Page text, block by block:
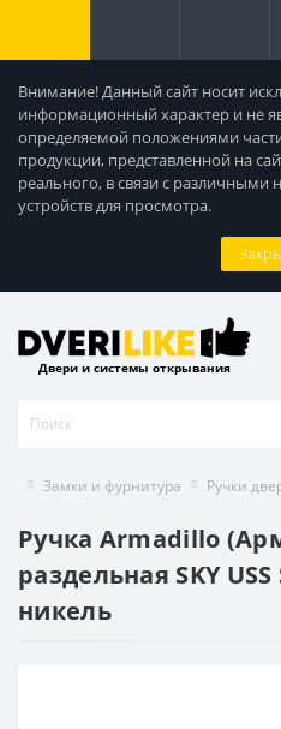
Внимание! Данный сайт носит
информационный характер и не
определяемой положениями
продукции, представленной на
реального, в связи с различными
устройств для просмотра.
Двери и системы открывания
Замки и фурнитура Ручки
Ручка Armadillo
раздельная SKY
никель